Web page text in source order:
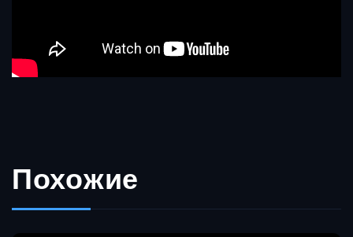
Похожие